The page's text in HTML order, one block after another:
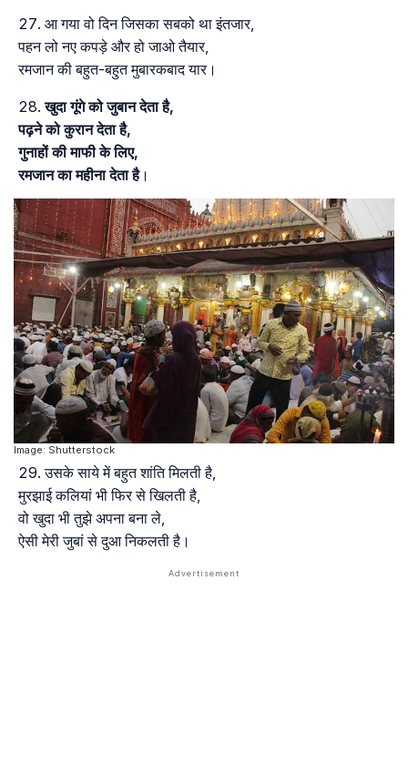
आ गया वो दिन जिसका सबको था इंतजार,
पहन लो नए कपड़े और हो जाओ तैयार,
रमजान की बहुत-बहुत मुबारकबाद यार।
खुदा गूंगे को जुबान देता है,
पढ़ने को कुरान देता है,
गुनाहों की माफी के लिए,
रमजान का महीना देता है।
Image: Shutterstock
उसके साये में बहुत शांति मिलती है,
मुरझाई कलियां भी फिर से खिलती है,
वो खुदा भी तुझे अपना बना ले,
ऐसी मेरी जुबां से दुआ निकलती है।